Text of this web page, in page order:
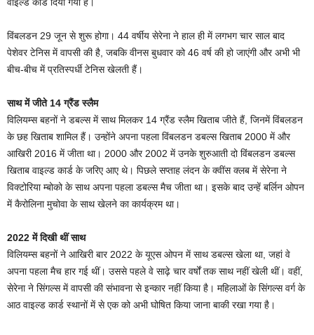
विंबलडन 29 जून से शुरू होगा। 44 वर्षीय सेरेना ने हाल ही में लगभग चार साल बाद
पेशेवर टेनिस में वापसी की है, जबकि वीनस बुधवार को 46 वर्ष की हो जाएंगी और अभी भी
बीच-बीच में प्रतिस्पर्धी टेनिस खेलती हैं।
साथ में जीते 14 ग्रैंड स्लैम
विलियम्स बहनों ने डबल्स में साथ मिलकर 14 ग्रैंड स्लैम खिताब जीते हैं, जिनमें विंबलडन
के छह खिताब शामिल हैं। उन्होंने अपना पहला विंबलडन डबल्स खिताब 2000 में और
आखिरी 2016 में जीता था। 2000 और 2002 में उनके शुरुआती दो विंबलडन डबल्स
खिताब वाइल्ड कार्ड के जरिए आए थे। पिछले सप्ताह लंदन के क्वींस क्लब में सेरेना ने
विक्टोरिया म्बोको के साथ अपना पहला डबल्स मैच जीता था। इसके बाद उन्हें बर्लिन ओपन
में कैरोलिना मुचोवा के साथ खेलने का कार्यक्रम था।
2022 में दिखी थीं साथ
विलियम्स बहनों ने आखिरी बार 2022 के यूएस ओपन में साथ डबल्स खेला था, जहां वे
अपना पहला मैच हार गई थीं। उससे पहले वे साढ़े चार वर्षों तक साथ नहीं खेली थीं। वहीं,
सेरेना ने सिंगल्स में वापसी की संभावना से इन्कार नहीं किया है। महिलाओं के सिंगल्स वर्ग के
आठ वाइल्ड कार्ड स्थानों में से एक को अभी घोषित किया जाना बाकी रखा गया है।